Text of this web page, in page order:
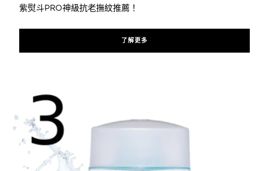
紫熨斗PRO神級抗老撫紋推薦！
了解更多